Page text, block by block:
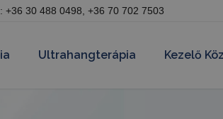
+36 30 488 0498 +36 70 702 7503
Ultrahangterápia Kezelő